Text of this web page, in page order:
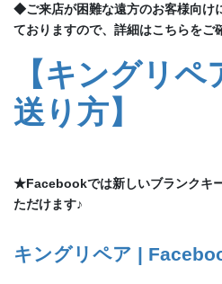
◆ご来店が困難な遠方のお客様向け
ておりますので、詳細はこちらをご
【キングリ
送り方】
★Facebookでは新しいブランクキ
ただけます♪
キングリペア |